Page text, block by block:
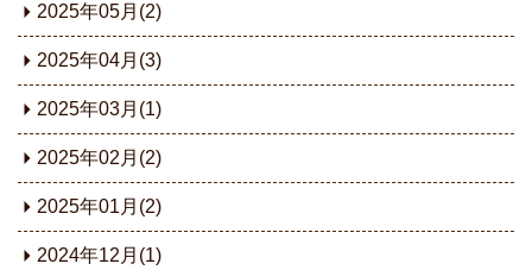
2025年05月(2)
2025年04月(3)
2025年03月(1)
2025年02月(2)
2025年01月(2)
2024年12月(1)